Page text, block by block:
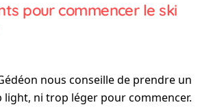
pour commencer le ski
nous conseille de prendre un
ni trop léger pour commencer.